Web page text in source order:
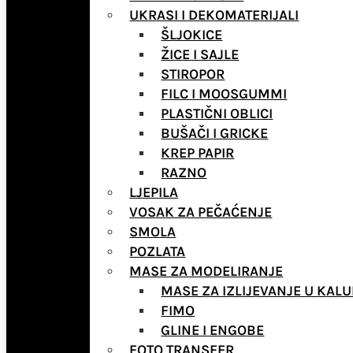
UKRASI I DEKOMATERIJALI
ŠLJOKICE
ŽICE I SAJLE
STIROPOR
FILC I MOOSGUMMI
PLASTIČNI OBLICI
BUŠAČI I GRICKE
KREP PAPIR
RAZNO
LJEPILA
VOSAK ZA PEČAĆENJE
SMOLA
POZLATA
MASE ZA MODELIRANJE
MASE ZA IZLIJEVANJE U
FIMO
GLINE I ENGOBE